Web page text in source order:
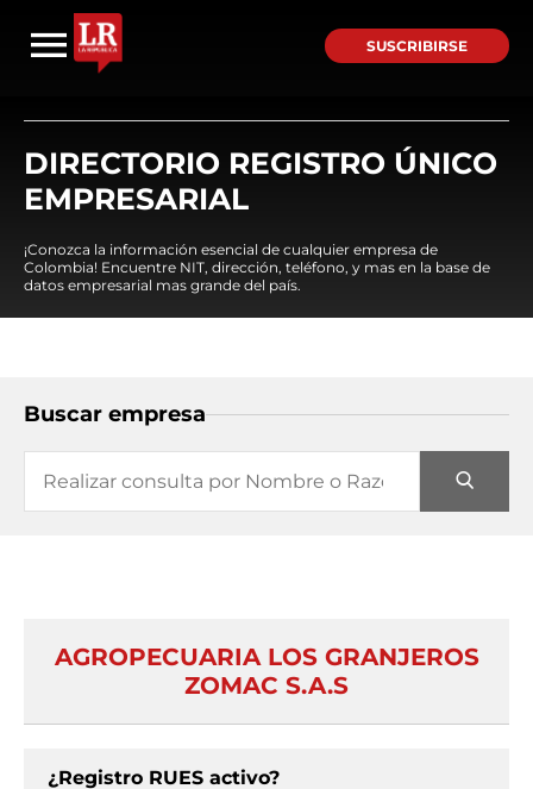
SUSCRIBIRSE
DIRECTORIO REGISTRO ÚNICO
EMPRESARIAL
¡Conozca la información esencial de cualquier empresa de
Colombia! Encuentre NIT, dirección, teléfono, y mas en la base de
datos empresarial mas grande del país.
Buscar empresa
AGROPECUARIA LOS GRANJEROS
ZOMAC S.A.S
¿Registro RUES activo?